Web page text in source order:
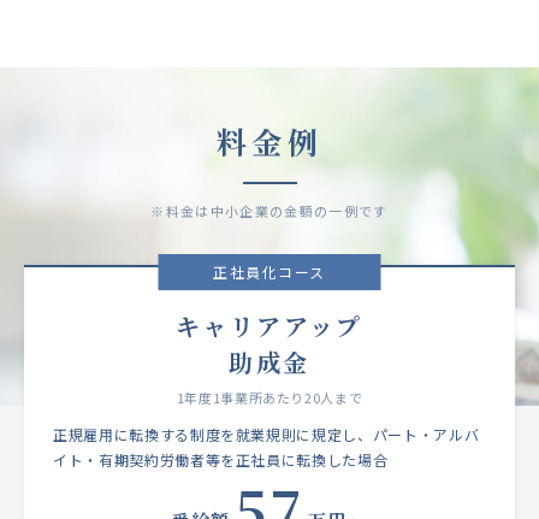
料金例
※料金は中小企業の金額の一例です
正社員化コース
キャリアアップ
助成金
1年度1事業所あたり20人まで
正規雇用に転換する制度を就業規則に規定し、パート・アルバ
イト・有期契約労働者等を正社員に転換した場合